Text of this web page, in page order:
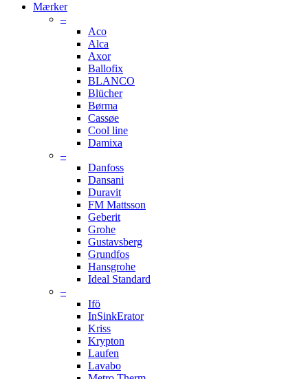
Mærker
–
Aco
Alca
Axor
Ballofix
BLANCO
Blücher
Børma
Cassøe
Cool line
Damixa
–
Danfoss
Dansani
Duravit
FM Mattsson
Geberit
Grohe
Gustavsberg
Grundfos
Hansgrohe
Ideal Standard
–
Ifö
InSinkErator
Kriss
Krypton
Laufen
Lavabo